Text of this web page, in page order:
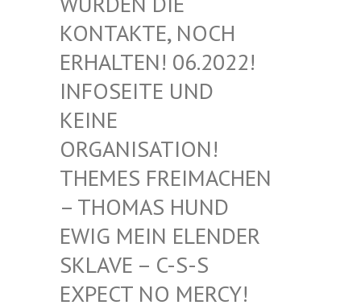
ONTAKTE, NOCH E
RHALTEN! 06.2022! I
NFOSEITE UND K
EINE O
RGANISATION! T
HEMES FREIMACHEN –
THOMAS HUND E
WIG MEIN ELENDER S
KLAVE – C-S-S E
XPECT NO MERCY! I